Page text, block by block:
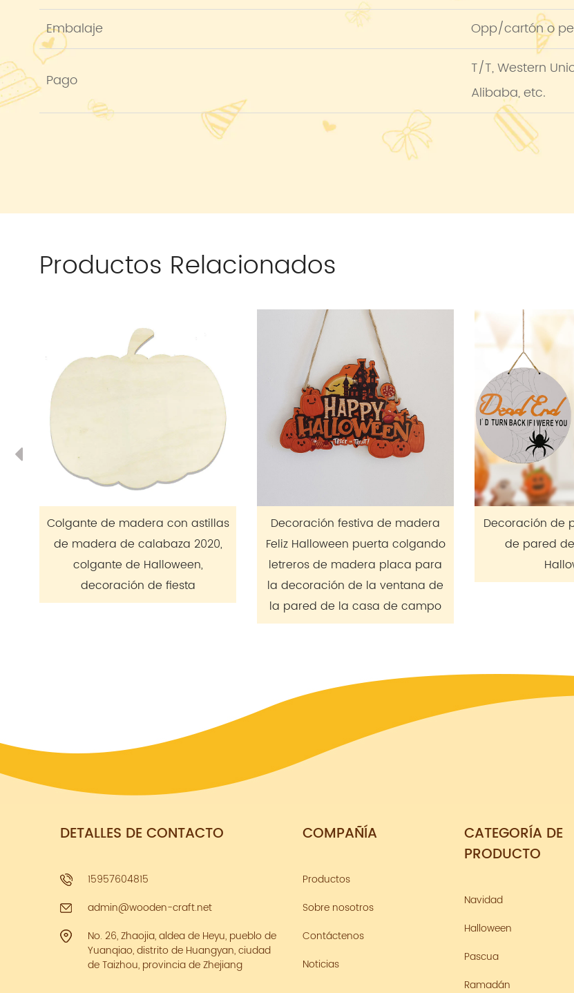
Embalaje
Opp/cartón o
Pago
T/T, Western
Alibaba, etc.
Productos Relacionados
Previous
astillas
Decoración festiva de madera
Feliz Halloween puerta colgando
letreros de madera placa para
la decoración de la ventana de
la pared de la casa de campo
Decoración de placas de letrero
de pared de madera de
Halloween
Señal
DETALLES DE CONTACTO
15957604815
admin@wooden-craft.net
No. 26, Zhaojia, aldea de Heyu, pueblo de
Yuanqiao, distrito de Huangyan, ciudad
de Taizhou, provincia de Zhejiang
COMPAÑÍA
Productos
Sobre nosotros
Contáctenos
Noticias
CATEGORÍA DE
PRODUCTO
Navidad
Halloween
Pascua
Ramadán